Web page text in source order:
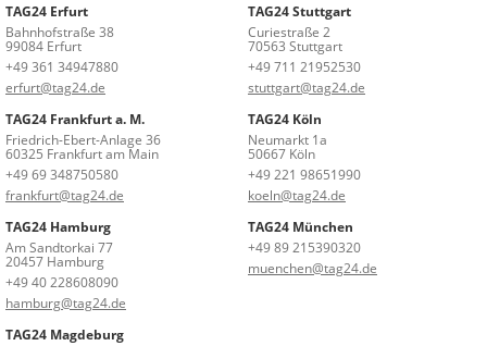
TAG24 Erfurt
Bahnhofstraße 38
99084 Erfurt
+49 361 34947880
erfurt@tag24.de
TAG24 Stuttgart
Curiestraße 2
70563 Stuttgart
+49 711 21952530
stuttgart@tag24.de
TAG24 Frankfurt a. M.
Friedrich-Ebert-Anlage 36
60325 Frankfurt am Main
+49 69 348750580
frankfurt@tag24.de
TAG24 Köln
Neumarkt 1a
50667 Köln
+49 221 98651990
koeln@tag24.de
TAG24 Hamburg
Am Sandtorkai 77
20457 Hamburg
+49 40 228608090
hamburg@tag24.de
TAG24 München
+49 89 215390320
muenchen@tag24.de
TAG24 Magdeburg